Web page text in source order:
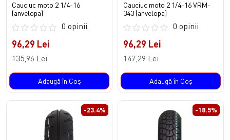
Cauciuc moto 2 1/4-16
(anvelopa)
0 opinii
96,29 Lei
135,96 Lei
Adaugă în Coş
Cauciuc moto 2 1/4-16 VRM-
343 (anvelopa)
0 opinii
96,29 Lei
147,29 Lei
Adaugă în Coş
-23.4% -18.5%